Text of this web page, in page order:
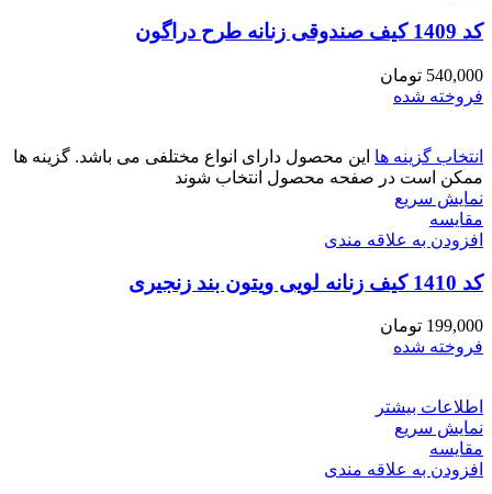
کد 1409 کیف صندوقی زنانه طرح دراگون
540,000 تومان
فروخته شده
انتخاب گزینه ها این محصول دارای انواع مختلفی می باشد. گزینه ها
ممکن است در صفحه محصول انتخاب شوند
نمایش سریع
مقايسه
افزودن به علاقه مندی
کد 1410 کیف زنانه لویی ویتون بند زنجیری
199,000 تومان
فروخته شده
اطلاعات بیشتر
نمایش سریع
مقايسه
افزودن به علاقه مندی